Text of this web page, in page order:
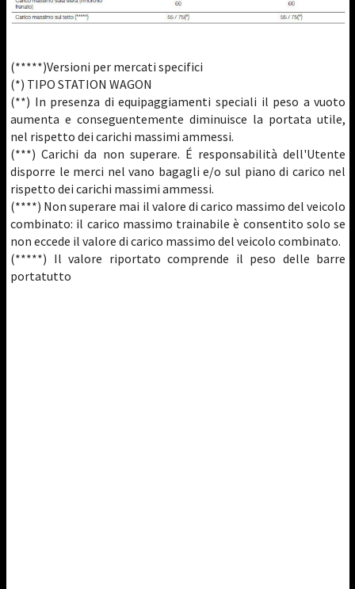
(*****)Versioni per mercati specifici
(*) TIPO STATION WAGON
(**) In presenza di equipaggiamenti speciali il peso a vuoto
aumenta e conseguentemente diminuisce la portata utile,
nel rispetto dei carichi massimi ammessi.
(***) Carichi da non superare. É responsabilità dell'Utente
disporre le merci nel vano bagagli e/o sul piano di carico nel
rispetto dei carichi massimi ammessi.
(****) Non superare mai il valore di carico massimo del veicolo
combinato: il carico massimo trainabile è consentito solo se
non eccede il valore di carico massimo del veicolo combinato.
(*****) Il valore riportato comprende il peso delle barre
portatutto